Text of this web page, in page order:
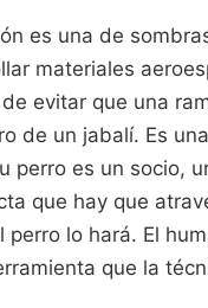
es una de
materiales
evitar que una
de un jabalí. Es
perro es un socio,
que hay que
perro lo hará. El
que la